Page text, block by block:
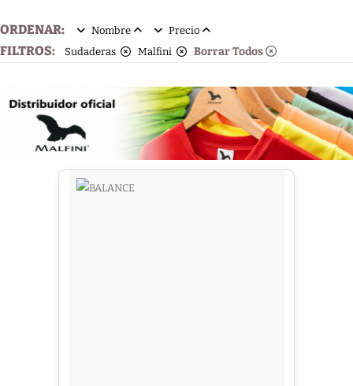
ORDENAR: Nombre Precio
FILTROS: Sudaderas Malfini Borrar Todos